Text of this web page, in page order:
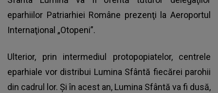
eparhiilor Patriarhiei Române prezenţi la Aeroportul
Internaţional „Otopeni”.
Ulterior, prin intermediul protopopiatelor, centrele
eparhiale vor distribui Lumina Sfântă fiecărei parohii
din cadrul lor. Şi în acest an, Lumina Sfântă va fi dusă,